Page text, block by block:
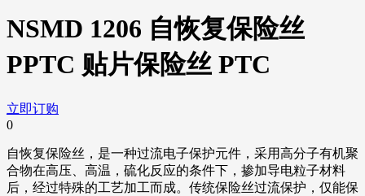
NSMD 1206 自恢复保险丝
PPTC 贴片保险丝 PTC
立即订购
0
自恢复保险丝，是一种过流电子保护元件，采用高分子有机聚
合物在高压、高温，硫化反应的条件下，掺加导电粒子材料
后，经过特殊的工艺加工而成。传统保险丝过流保护，仅能保